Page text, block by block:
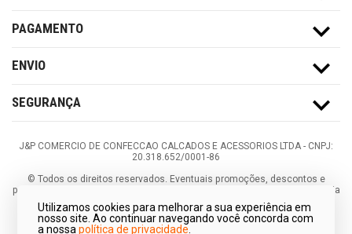
PAGAMENTO
ENVIO
SEGURANÇA
J&P COMERCIO DE CONFECCAO CALCADOS E ACESSORIOS LTDA - CNPJ:
20.318.652/0001-86
© Todos os direitos reservados. Eventuais promoções, descontos e
prazos de pagamento expostos aqui são válidos apenas para compras via
internet. As fotos, textos e layout aqui veiculados são de propriedade da
Loja. É proibida a utilização total ou parcial sem nossa autorização.
Utilizamos cookies para melhorar a sua experiência em
nosso site. Ao continuar navegando você concorda com
a nossa política de privacidade